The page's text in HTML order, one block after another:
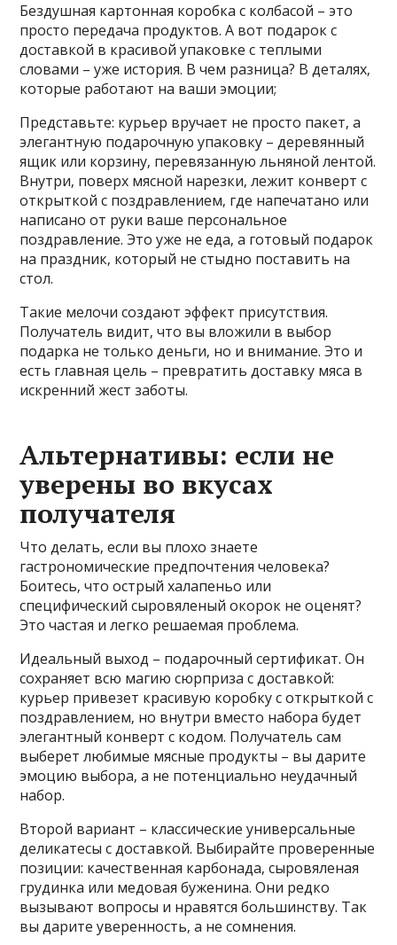
Бездушная картонная коробка с колбасой – это
просто передача продуктов. А вот подарок с
доставкой в красивой упаковке с теплыми
словами – уже история. В чем разница? В деталях‚
которые работают на ваши эмоции;
Представьте: курьер вручает не просто пакет‚ а
элегантную подарочную упаковку – деревянный
ящик или корзину‚ перевязанную льняной лентой.
Внутри‚ поверх мясной нарезки‚ лежит конверт с
открыткой с поздравлением‚ где напечатано или
написано от руки ваше персональное
поздравление. Это уже не еда‚ а готовый подарок
на праздник‚ который не стыдно поставить на
стол.
Такие мелочи создают эффект присутствия.
Получатель видит‚ что вы вложили в выбор
подарка не только деньги‚ но и внимание. Это и
есть главная цель – превратить доставку мяса в
искренний жест заботы.
Альтернативы: если не
уверены во вкусах
получателя
Что делать‚ если вы плохо знаете
гастрономические предпочтения человека?
Боитесь‚ что острый халапеньо или
специфический сыровяленый окорок не оценят?
Это частая и легко решаемая проблема.
Идеальный выход – подарочный сертификат. Он
сохраняет всю магию сюрприза с доставкой:
курьер привезет красивую коробку с открыткой с
поздравлением‚ но внутри вместо набора будет
элегантный конверт с кодом. Получатель сам
выберет любимые мясные продукты – вы дарите
эмоцию выбора‚ а не потенциально неудачный
набор.
Второй вариант – классические универсальные
деликатесы с доставкой. Выбирайте проверенные
позиции: качественная карбонада‚ сыровяленая
грудинка или медовая буженина. Они редко
вызывают вопросы и нравятся большинству. Так
вы дарите уверенность‚ а не сомнения.